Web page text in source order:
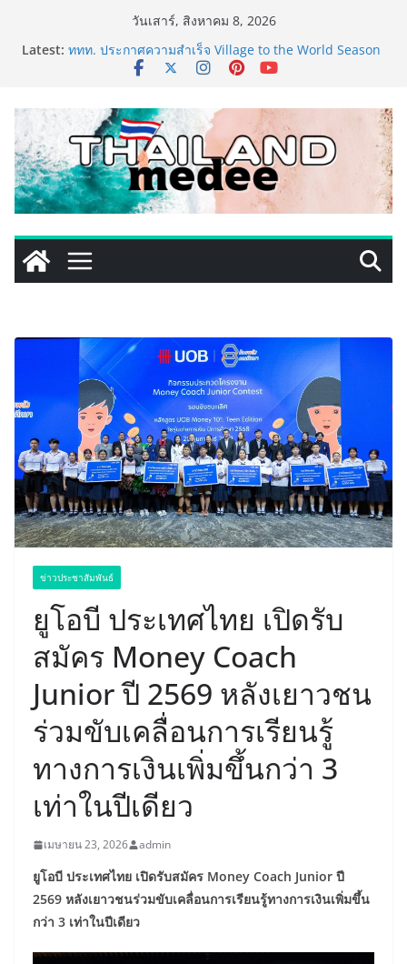
วันเสาร์, สิงหาคม 8, 2026
Latest: ททท. ประกาศความสำเร็จ Village to the World Season
5 ผนึก 9 พันธมิตร ขับเคลื่อน ESG Tourism สืบสานพระ
เหิงลี่ แมนูแฟคเจอริ่ง เทคโนโลยี (ไทยแลนด์) เปิดโรงงาน
แห่งใหม่ในชลบุรี เดินหน้าขยายฐานการผลิตสู่เอเชียตะวัน
ออกเฉียงใต้ เสริมแกร่งยุทธศาสตร์ระดับโลก
LORDNINE จัดศึกคนดังสายเกม ไทย ปะทะ ฟิลิปปินส์ ใน
“Rise of the Tenth Lord” เปิดสงครามกิลด์ข้ามประเทศ
ฉลองเซิร์ฟเวอร์ใหม่ เฮเลนา
PIPPER STANDARD® เปิดตัวแชมพูอาบน้ำ และ โฟมอาบ
แห้งสัตว์เลี้ยง ชูนวัตกรรมพลังธรรมชาติ “Zero-Residue”
เลียขนได้ ปลอดภัย ไร้สารตกค้าง
เริ่มแล้ว! อ.ต.ก.แฟร์ 4 ภาค @ภาคกลาง “มนต์เสน่ห์เกษตร
ไทย สู่ใจกลางมหานคร” ชวนชิม ช้อป สินค้าเกษตร
ข่าวประชาสัมพันธ์
ยูโอบี ประเทศไทย เปิดรับ
สมัคร Money Coach
Junior ปี 2569 หลังเยาวชน
ร่วมขับเคลื่อนการเรียนรู้
ทางการเงินเพิ่มขึ้นกว่า 3
เท่าในปีเดียว
เมษายน 23, 2026 admin
ยูโอบี ประเทศไทย เปิดรับสมัคร Money Coach Junior ปี
2569 หลังเยาวชนร่วมขับเคลื่อนการเรียนรู้ทางการเงินเพิ่มขึ้น
กว่า 3 เท่าในปีเดียว